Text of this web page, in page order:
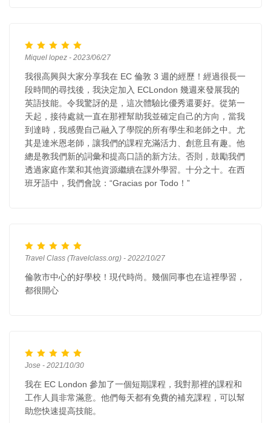
Miquel lopez - 2023/06/27
我很高興與大家分享我在 EC 倫敦 3 週的經歷！經過很長一
段時間的尋找後，我決定加入 ECLondon 幾週來發展我的
英語技能。令我驚訝的是，這次體驗比優秀還要好。從第一
天起，接待處就一直在那裡幫助我並確定自己的方向，當我
到達時，我感覺自己融入了學院的所有學生和老師之中。尤
其是達米恩老師，讓我們的課程充滿活力、創意且有趣。他
總是教我們新的詞彙和提高口語的新方法。否則，鼓勵我們
透過家庭作業和其他資源繼續在課外學習。十分之十。在西
班牙語中，我們會說：“Gracias por Todo！”
Travel Class (Travelclass.org) - 2022/10/27
倫敦市中心的好學校！現代時尚。幾個同事也在這裡學習，
都很開心
Jose - 2021/10/30
我在 EC London 參加了一個短期課程，我對那裡的課程和
工作人員非常滿意。他們每天都有免費的補充課程，可以幫
助您快速提高技能。